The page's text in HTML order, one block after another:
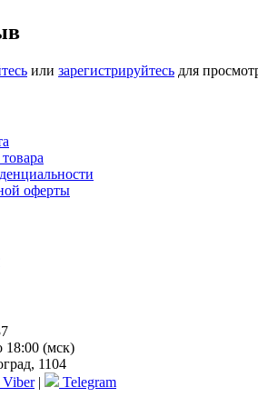
или зарегистрируйтесь для
оферты
18:00 (мск)
1104
Viber|
Telegram